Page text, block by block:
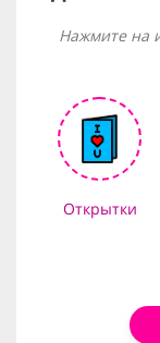
Нажмите на
Открытки